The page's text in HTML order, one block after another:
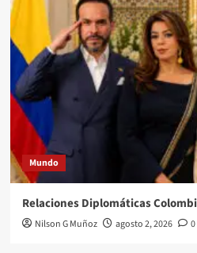
Mundo
Relaciones Diplomáticas
Nilson G Muñoz agosto 2, 2026 0